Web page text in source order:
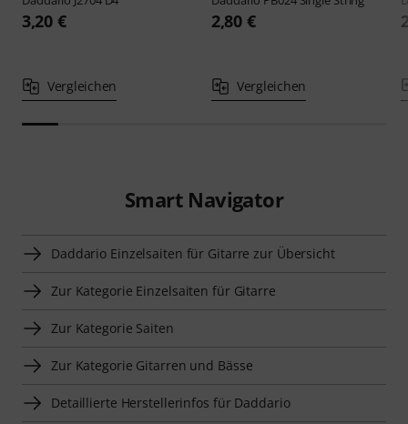
3,20 €
Vergleichen
2,80 €
Vergleichen
Smart Navigator
Daddario Einzelsaiten für Gitarre zur Übersicht
Zur Kategorie Einzelsaiten für Gitarre
Zur Kategorie Saiten
Zur Kategorie Gitarren und Bässe
Detaillierte Herstellerinfos für Daddario